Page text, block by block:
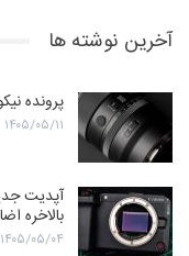
آخرین نوشته ها
پرونده
۱۴۰۵/۰۵/۱۱
بالاخره
۱۴۰۵/۰۵/۰۴